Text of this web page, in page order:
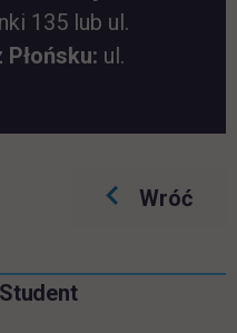
135 lub ul.
Płońsku: ul.
Wróć
Student